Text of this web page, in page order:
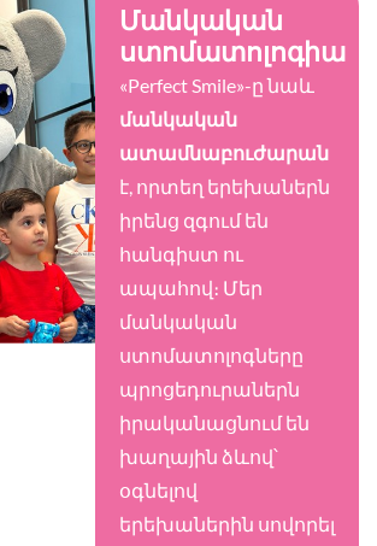
Մանկական
ստոմատոլոգիա
«Perfect Smile»-ը նաև
մանկական
ատամնաբուժարան
է, որտեղ երեխաներն
իրենց զգում են
հանգիստ ու
ապահով։ Մեր
մանկական
ստոմատոլոգները
պրոցեդուրաներն
իրականացնում են
խաղային ձևով՝
օգնելով
երեխաներին սովորել